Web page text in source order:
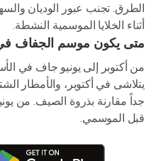
الطرق. تجنب عبور الوديان
أثناء الخلايا الموسمية النشطة.
متى يكون موسم الجفاف
من أكتوبر إلى يونيو جاف في
يتلاشى في أكتوبر، والأمطار
جداً مقارنة بذروة الصيف. من
قبل الموسمي.